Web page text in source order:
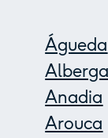
Águeda
Anadia
Arouca